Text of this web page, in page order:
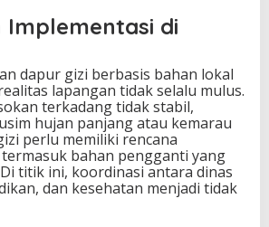
Implementasi di
dapur gizi berbasis bahan lokal
lapangan tidak selalu mulus.
terkadang tidak stabil,
hujan panjang atau kemarau
perlu memiliki rencana
bahan pengganti yang
titik ini, koordinasi antara dinas
dan kesehatan menjadi tidak